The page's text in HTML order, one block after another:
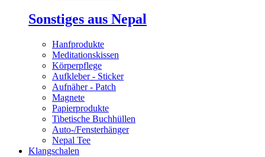
Sonstiges aus Nepal
Hanfprodukte
Meditationskissen
Körperpflege
Aufkleber - Sticker
Aufnäher - Patch
Magnete
Papierprodukte
Tibetische Buchhüllen
Auto-/Fensterhänger
Nepal Tee
Klangschalen